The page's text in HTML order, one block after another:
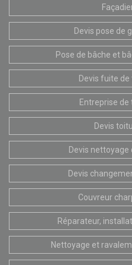
Devis pose de
Pose de bâche et
Devis fuite
Entreprise
Devis
Devis
Devis
Couvreur
Réparateur,
Nettoyage et